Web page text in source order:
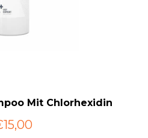
Mit Chlorhexidin